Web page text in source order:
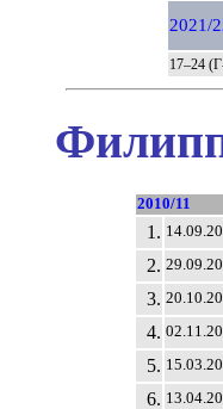
2021/
17–24
2010/11
1.
2.
3.
4.
5.
6.